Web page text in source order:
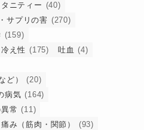
タニティー (40)
サプリの害 (270)
(159)
冷え性 (175) 吐血 (4)
ど）
(20)
病気 (164)
常 (11)
痛み（筋肉・関節）
(93)